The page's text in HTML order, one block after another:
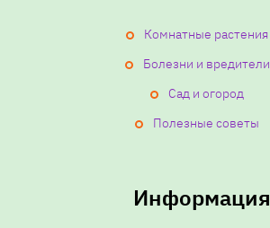
Комнатные растения
Болезни и вредители
Сад и огород
Полезные советы
Информация